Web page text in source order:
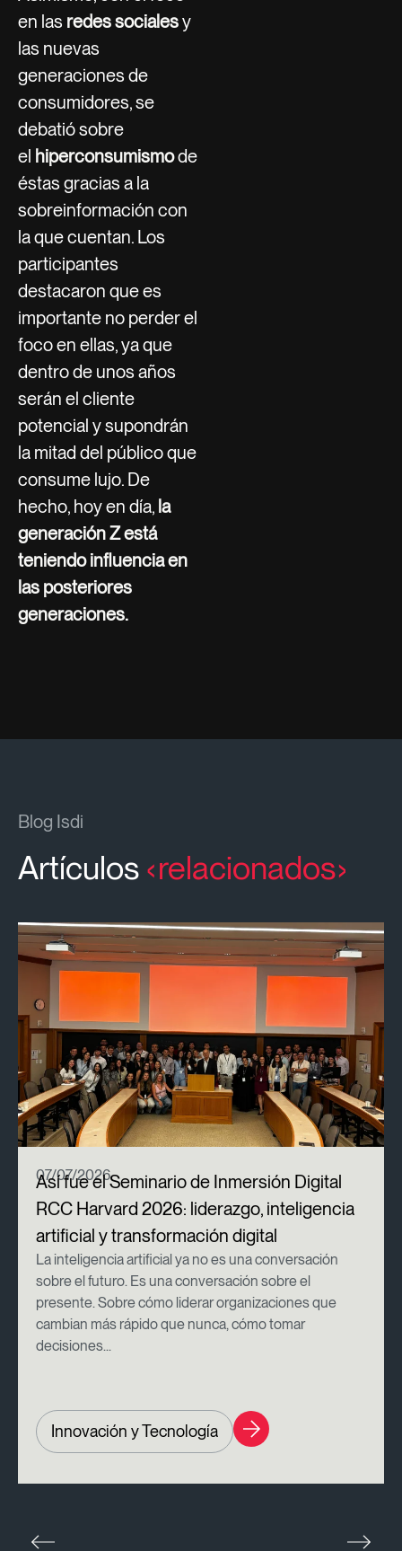
en las redes socialesy
las nuevas
generaciones de
consumidores, se
debatió sobre
el hiperconsumismode
éstas gracias a la
sobreinformación con
la que cuentan. Los
participantes
destacaron que es
importante no perder el
foco en ellas, ya que
dentro de unos años
serán el cliente
potencial y supondrán
la mitad del público que
consume lujo. De
hecho, hoy en día, la
generación Z está
teniendo influencia en
las posteriores
generaciones.
Blog Isdi
Artículos relacionados
07/07/2026
Así fue el Seminario de Inmersión Digital
RCC Harvard 2026: liderazgo, inteligencia
artificial y transformación digital
La inteligencia artificial ya no es una conversación
sobre el futuro. Es una conversación sobre el
presente. Sobre cómo liderar organizaciones que
cambian más rápido que nunca, cómo tomar
decisiones...
Innovación y Tecnología